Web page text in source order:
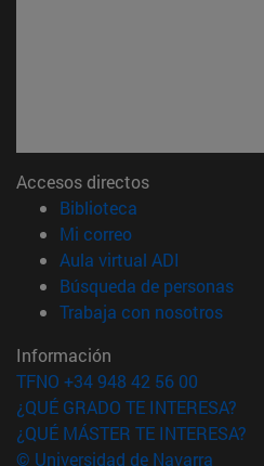
Accesos directos
Biblioteca
Mi correo(abre en nueva
Aula virtual ADI
Búsqueda de personas
Trabaja con nosotros
Información
TFNO +34 948 42 56 00
¿QUÉ GRADO TE INTERESA?
¿QUÉ MÁSTER TE INTERESA?
© Universidad de Navarra